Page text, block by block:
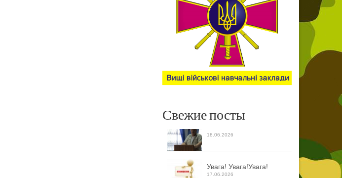
Свежие посты
18.06.2026
Увага! Увага!Увага!
17.06.2026